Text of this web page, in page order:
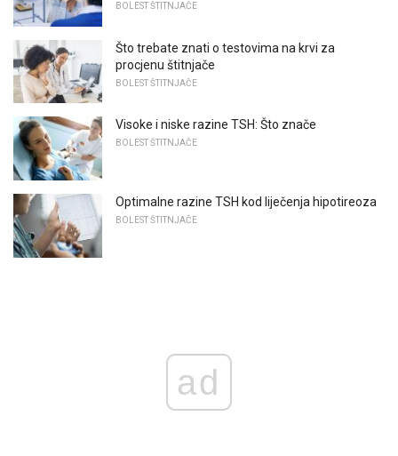
BOLEST ŠTITNJAČE
Što trebate znati o testovima na krvi za
procjenu štitnjače
BOLEST ŠTITNJAČE
Visoke i niske razine TSH: Što znače
BOLEST ŠTITNJAČE
Optimalne razine TSH kod liječenja hipotireoza
BOLEST ŠTITNJAČE
ad